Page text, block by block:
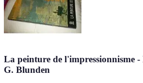
La peinture de l'impressionnisme
G. Blunden